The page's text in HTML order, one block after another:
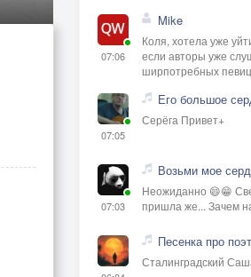
07:06
Mike
Коля, хотела уже
если авторы уже
ширпотребных
07:05
Его большое
Серёга Привет+
07:03
Возьми мое
Неожиданно 😄😁
пришла же... Зачем
Песенка про
Сталинградский